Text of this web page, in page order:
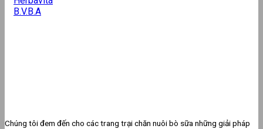
Chúng tôi đem đến cho các trang trại chăn nuôi bò sữa những giải pháp